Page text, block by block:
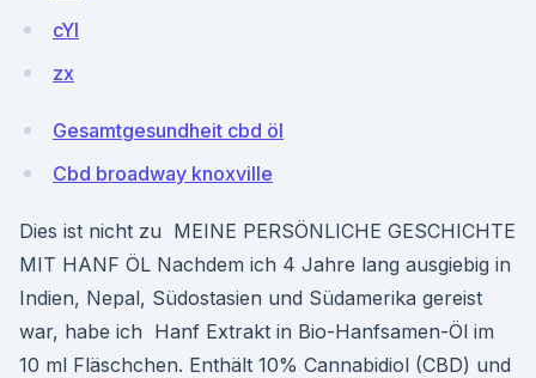
cYI
zx
Gesamtgesundheit cbd öl
Cbd broadway knoxville
Dies ist nicht zu MEINE PERSÖNLICHE GESCHICHTE
MIT HANF ÖL Nachdem ich 4 Jahre lang ausgiebig in
Indien, Nepal, Südostasien und Südamerika gereist
war, habe ich Hanf Extrakt in Bio-Hanfsamen-Öl im
10 ml Fläschchen. Enthält 10% Cannabidiol (CBD) und